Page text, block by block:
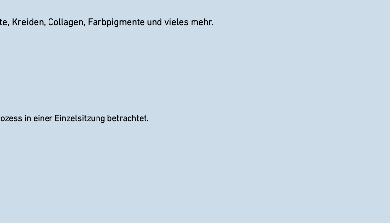
Kreiden, Collagen, Farbpigmente und vieles mehr.
in einer Einzelsitzung betrachtet.